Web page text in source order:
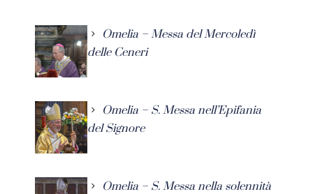
Omelia – Messa del Mercoledì
delle Ceneri
Omelia – S. Messa nell’Epifania
del Signore
Omelia – S. Messa nella solennità